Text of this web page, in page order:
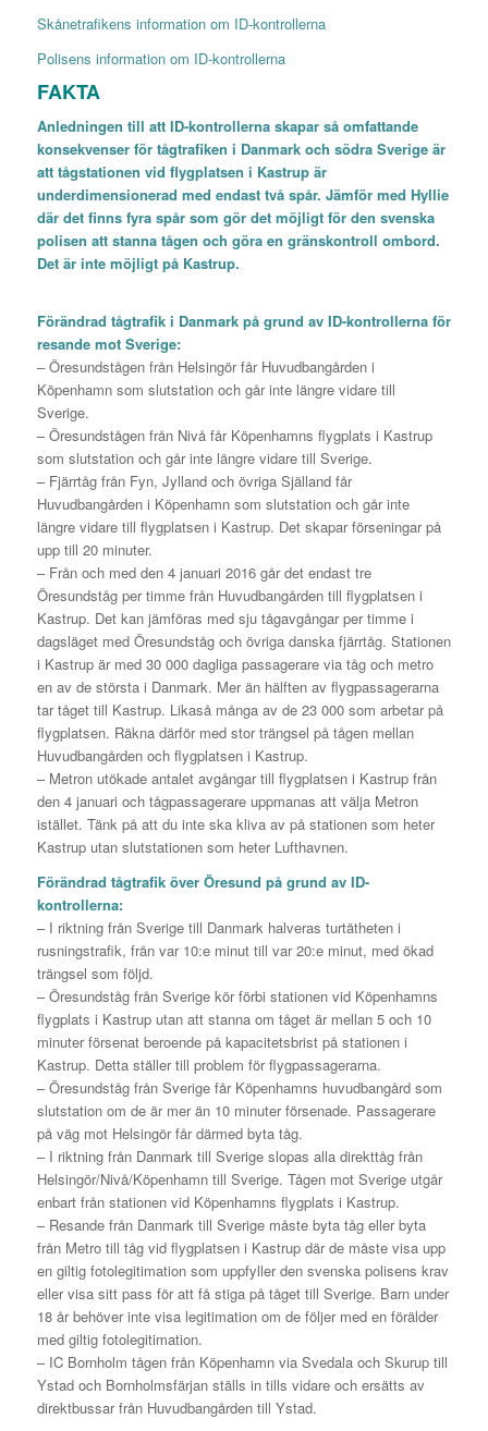
Skånetrafikens information om ID-kontrollerna
Polisens information om ID-kontrollerna
FAKTA
Anledningen till att ID-kontrollerna skapar så omfattande
konsekvenser för tågtrafiken i Danmark och södra Sverige är
att tågstationen vid flygplatsen i Kastrup är
underdimensionerad med endast två spår. Jämför med Hyllie
där det finns fyra spår som gör det möjligt för den svenska
polisen att stanna tågen och göra en gränskontroll ombord.
Det är inte möjligt på Kastrup.
Förändrad tågtrafik i Danmark på grund av ID-kontrollerna för
resande mot Sverige:
– Öresundstågen från Helsingör får Huvudbangården i
Köpenhamn som slutstation och går inte längre vidare till
Sverige.
– Öresundstågen från Nivå får Köpenhamns flygplats i Kastrup
som slutstation och går inte längre vidare till Sverige.
– Fjärrtåg från Fyn, Jylland och övriga Själland får
Huvudbangården i Köpenhamn som slutstation och går inte
längre vidare till flygplatsen i Kastrup. Det skapar förseningar på
upp till 20 minuter.
– Från och med den 4 januari 2016 går det endast tre
Öresundståg per timme från Huvudbangården till flygplatsen i
Kastrup. Det kan jämföras med sju tågavgångar per timme i
dagsläget med Öresundståg och övriga danska fjärrtåg. Stationen
i Kastrup är med 30 000 dagliga passagerare via tåg och metro
en av de största i Danmark. Mer än hälften av flygpassagerarna
tar tåget till Kastrup. Likaså många av de 23 000 som arbetar på
flygplatsen. Räkna därför med stor trängsel på tågen mellan
Huvudbangården och flygplatsen i Kastrup.
– Metron utökade antalet avgångar till flygplatsen i Kastrup från
den 4 januari och tågpassagerare uppmanas att välja Metron
istället. Tänk på att du inte ska kliva av på stationen som heter
Kastrup utan slutstationen som heter Lufthavnen.
Förändrad tågtrafik över Öresund på grund av ID-
kontrollerna:
– I riktning från Sverige till Danmark halveras turtätheten i
rusningstrafik, från var 10:e minut till var 20:e minut, med ökad
trängsel som följd.
– Öresundståg från Sverige kör förbi stationen vid Köpenhamns
flygplats i Kastrup utan att stanna om tåget är mellan 5 och 10
minuter försenat beroende på kapacitetsbrist på stationen i
Kastrup. Detta ställer till problem för flygpassagerarna.
– Öresundståg från Sverige får Köpenhamns huvudbangård som
slutstation om de är mer än 10 minuter försenade. Passagerare
på väg mot Helsingör får därmed byta tåg.
– I riktning från Danmark till Sverige slopas alla direkttåg från
Helsingör/Nivå/Köpenhamn till Sverige. Tågen mot Sverige utgår
enbart från stationen vid Köpenhamns flygplats i Kastrup.
– Resande från Danmark till Sverige måste byta tåg eller byta
från Metro till tåg vid flygplatsen i Kastrup där de måste visa upp
en giltig fotolegitimation som uppfyller den svenska polisens krav
eller visa sitt pass för att få stiga på tåget till Sverige. Barn under
18 år behöver inte visa legitimation om de följer med en förälder
med giltig fotolegitimation.
– IC Bornholm tågen från Köpenhamn via Svedala och Skurup till
Ystad och Bornholmsfärjan ställs in tills vidare och ersätts av
direktbussar från Huvudbangården till Ystad.